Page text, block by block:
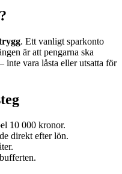
. Ett vanligt sparkonto
är att pengarna ska
inte vara låsta eller utsatta för
10 000 kronor.
direkt efter lön.